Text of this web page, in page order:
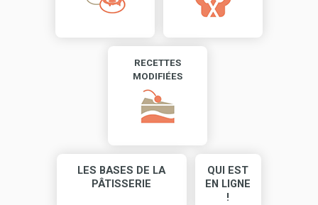
RECETTES
MODIFIÉES
LES BASES DE LA
PÂTISSERIE
QUI EST
EN LIGNE
!